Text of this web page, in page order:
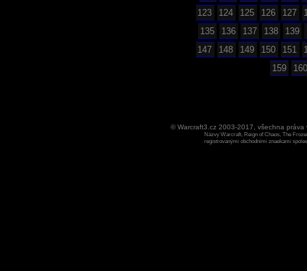
123
124 125 126 127
135
136 137 138 139
147
148 149 150 151
159
160
© Warcraft3.cz 2003-2017, všechna
Názvy Warcraft, Reign of Chaos, The
registrovanými obchodními znaekami